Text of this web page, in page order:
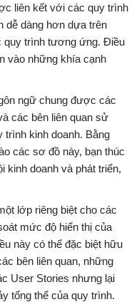
liên kết với các quy trình
dễ dàng hơn dựa trên
quy trình tương ứng. Điều
vào những khía cạnh
ngữ chung được các
các bên liên quan sử
trình kinh doanh. Bằng
các sơ đồ này, bạn thúc
kinh doanh và phát triển,
lớp riêng biệt cho các
mức độ hiển thị của
này có thể đặc biệt hữu
bên liên quan, những
User Stories nhưng lại
tổng thể của quy trình.